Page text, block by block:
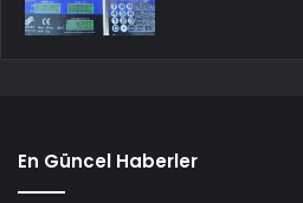
En Güncel Haberler